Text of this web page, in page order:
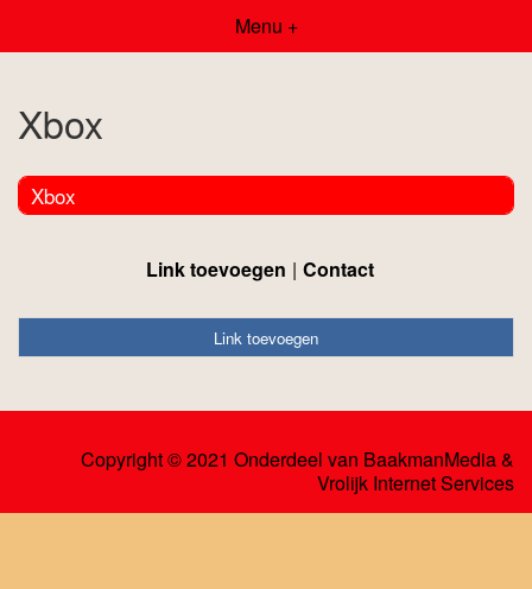
Menu +
Xbox
Xbox
Link toevoegen Contact
Link toevoegen
Copyright © 2021 Onderdeel van BaakmanMedia&
Vrolijk Internet Services